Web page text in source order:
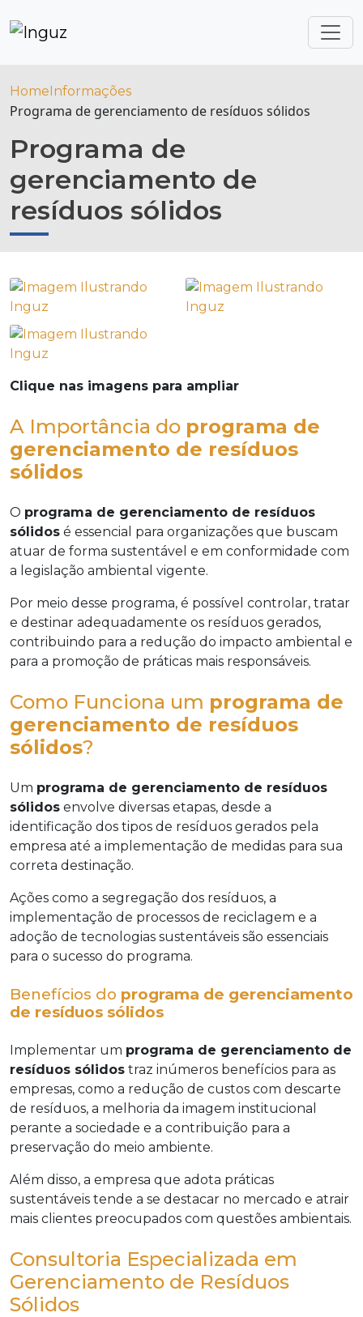
HomeInformações
Programa de gerenciamento de resíduos sólidos
Programa de
gerenciamento de
resíduos sólidos
Clique nas imagens para ampliar
A Importância do programa de
gerenciamento de resíduos
sólidos
O programa de gerenciamento de resíduos
sólidos é essencial para organizações que buscam
atuar de forma sustentável e em conformidade com
a legislação ambiental vigente.
Por meio desse programa, é possível controlar, tratar
e destinar adequadamente os resíduos gerados,
contribuindo para a redução do impacto ambiental e
para a promoção de práticas mais responsáveis.
Como Funciona um programa de
gerenciamento de resíduos
sólidos?
Um programa de gerenciamento de resíduos
sólidos envolve diversas etapas, desde a
identificação dos tipos de resíduos gerados pela
empresa até a implementação de medidas para sua
correta destinação.
Ações como a segregação dos resíduos, a
implementação de processos de reciclagem e a
adoção de tecnologias sustentáveis são essenciais
para o sucesso do programa.
Benefícios do programa de gerenciamento
de resíduos sólidos
Implementar um programa de gerenciamento de
resíduos sólidos traz inúmeros benefícios para as
empresas, como a redução de custos com descarte
de resíduos, a melhoria da imagem institucional
perante a sociedade e a contribuição para a
preservação do meio ambiente.
Além disso, a empresa que adota práticas
sustentáveis tende a se destacar no mercado e atrair
mais clientes preocupados com questões ambientais.
Consultoria Especializada em
Gerenciamento de Resíduos
Sólidos